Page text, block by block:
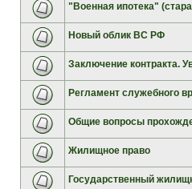
"Военная ипотека"
Новый облик ВС РФ
Заключение контракта.
Регламент служебного
Общие вопросы
Жилищное право
Государственный